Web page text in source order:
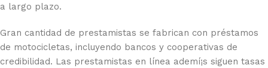
a largo plazo.
Gran cantidad de prestamistas se fabrican con préstamos
de motocicletas, incluyendo bancos y cooperativas de
credibilidad. Las prestamistas en línea ademí¡s siguen tasas